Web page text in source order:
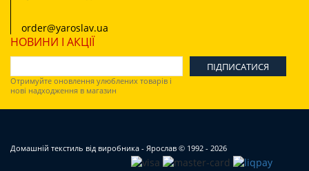
order@yaroslav.ua
НОВИНИ І АКЦІЇ
Отримуйте оновлення улюблених товарів і
нові надходження в магазин
Домашній текстиль від виробника - Ярослав © 1992 - 2026